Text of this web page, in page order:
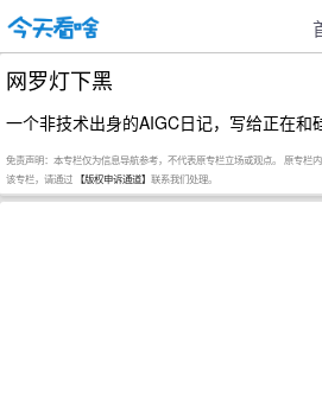
网罗灯下黑
一个非技术出身的AIGC日记，写给正在和
免责声明：本专栏仅为信息导航参考，不代表原专栏立场或观点。 原专栏
该专栏，请通过 【版权申诉通道】 联系我们处理。